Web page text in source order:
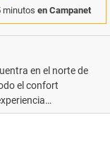
minutos en Campanet
en el norte de
el confort
de 110 m2 y
ya que